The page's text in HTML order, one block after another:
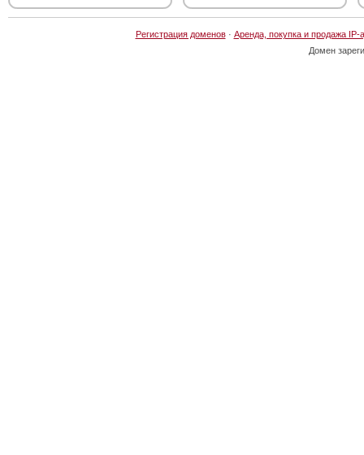
Регистрация доменов· Аренда, покупка и продажа IP-
Домен